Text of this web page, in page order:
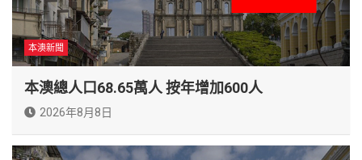
本澳新聞
本澳總人口68.65萬人 按年增加600人
2026年8月8日